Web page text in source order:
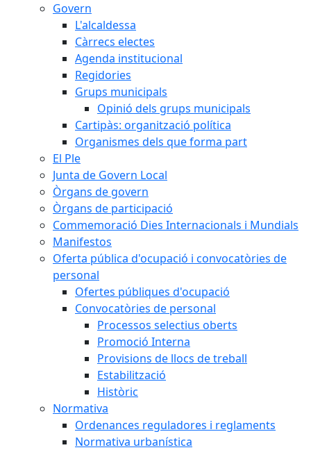
Govern
L'alcaldessa
Càrrecs electes
Agenda institucional
Regidories
Grups municipals
Opinió dels grups municipals
Cartipàs: organització política
Organismes dels que forma part
El Ple
Junta de Govern Local
Òrgans de govern
Òrgans de participació
Commemoració Dies Internacionals i Mundials
Manifestos
Oferta pública d'ocupació i convocatòries de
personal
Ofertes públiques d'ocupació
Convocatòries de personal
Processos selectius oberts
Promoció Interna
Provisions de llocs de treball
Estabilització
Històric
Normativa
Ordenances reguladores i reglaments
Normativa urbanística